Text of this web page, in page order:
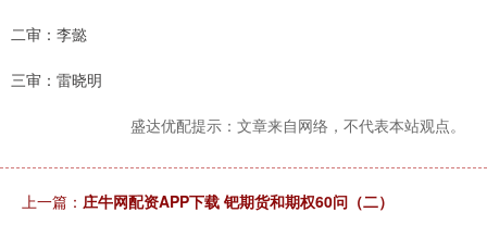
二审：李懿
三审：雷晓明
盛达优配提示：文章来自网络，不代表本站观点。
上一篇： 庄牛网配资APP下载 钯期货和期权60问（二）